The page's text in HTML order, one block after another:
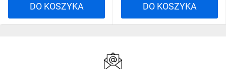
DO KOSZYKA DO KOSZYKA